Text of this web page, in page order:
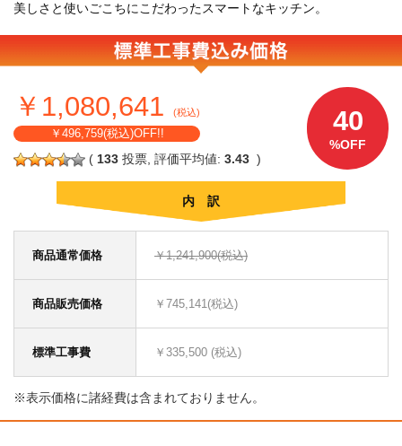
美しさと使いごこちにこだわったスマートなキッチン。
￥1,080,641 (税込)
￥496,759(税込)OFF!! 40
%OFF
( 133 投票, 評価平均値: 3.43 )
内 訳
商品通常価格 ￥1,241,900(税込)
商品販売価格 ￥745,141(税込)
標準工事費 ￥335,500 (税込)
※表示価格に諸経費は含まれておりません。